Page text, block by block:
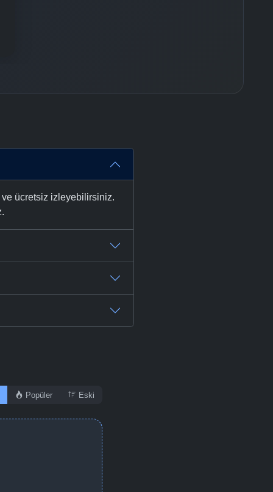
ücretsiz izleyebilirsiniz.
Popüler Eski